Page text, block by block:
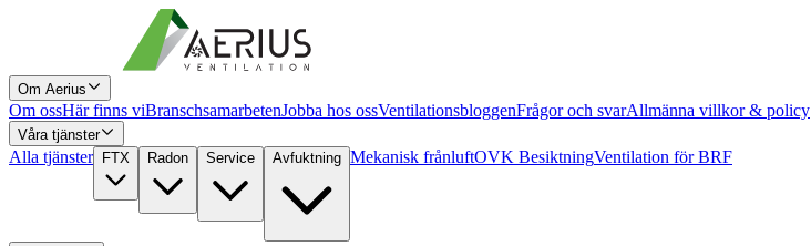
Om Aerius
Om ossHär finns viBranschsamarbetenJobba hos ossVentilationsbloggenFrågor och svarAllmänna villkor & policy
Våra tjänster
Alla tjänster FTX Radon Service Avfuktning Mekanisk frånluftOVK BesiktningVentilation för BRF